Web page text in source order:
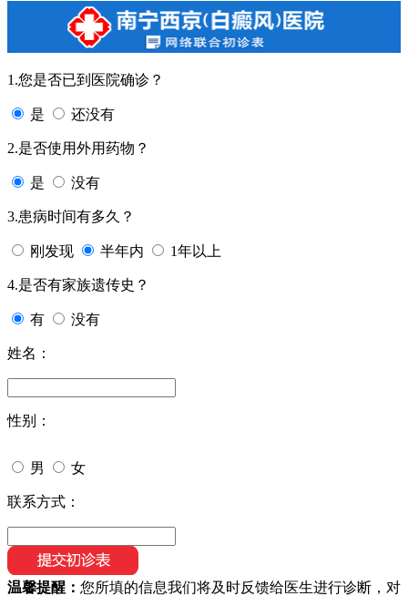
1.您是否已到医院确诊？
是 还没有
2.是否使用外用药物？
是 没有
3.患病时间有多久？
刚发现 半年内 1年以上
4.是否有家族遗传史？
有 没有
姓名：
性别：
男 女
联系方式：
温馨提醒： 您所填的信息我们将及时反馈给医生进行诊断，对